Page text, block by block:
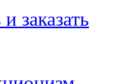
заказать